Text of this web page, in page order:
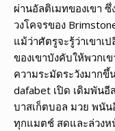
ผ่านอัลติเมทของเขา
วงโคจรของ
แม้ว่าศัตรูจะรู้ว่าเขาเ
ของเขาบังคับให้พวกเ
ความระมัดระวังมากขึ้
dafabet เปิด เดิมพัน
บาสเก็ตบอล มวย พนั
ทุกแมตช์ สดและล่วงห